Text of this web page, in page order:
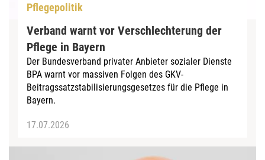
Pflegepolitik
Verband warnt vor Verschlechterung der
Pflege in Bayern
Der Bundesverband privater Anbieter sozialer Dienste
BPA warnt vor massiven Folgen des GKV-
Beitragssatzstabilisierungsgesetzes für die Pflege in
Bayern.
17.07.2026